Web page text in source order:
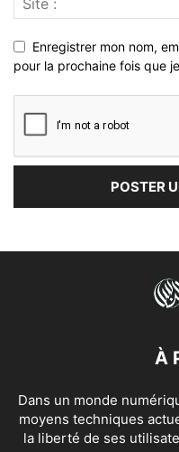
Enregistrer mon nom,
pour la prochaine fois que
À
Dans un monde
moyens techniques
la liberté de ses